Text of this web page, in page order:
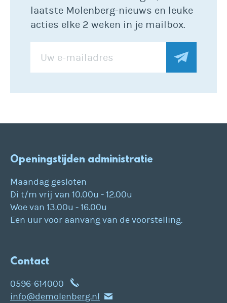
laatste Molenberg-nieuws en leuke
acties elke 2 weken in je mailbox.
Openingstijden administratie
Maandag gesloten
Di t/m vrij van 10.00u - 12.00u
Woe van 13.00u - 16.00u
Een uur voor aanvang van de voorstelling.
Contact
0596-614000
info@demolenberg.nl